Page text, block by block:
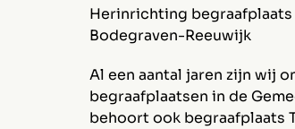
Herinrichting begraafplaats
Bodegraven-Reeuwijk
Al een aantal jaren zijn wij
begraafplaatsen in de
behoort ook begraafplaats